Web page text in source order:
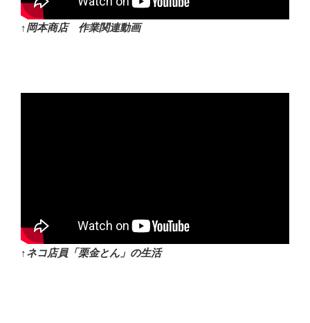
↑岡本商店 作業関連動画
↑ネコ店員「栗金とん」の生活